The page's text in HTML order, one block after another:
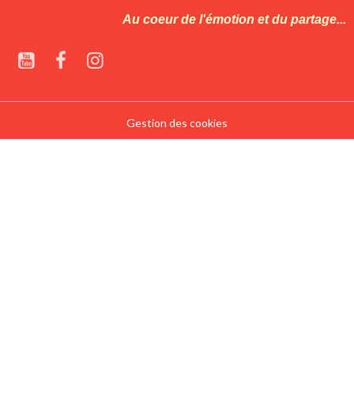
Au coeur de l'émotion et du partage...
Gestion des cookies